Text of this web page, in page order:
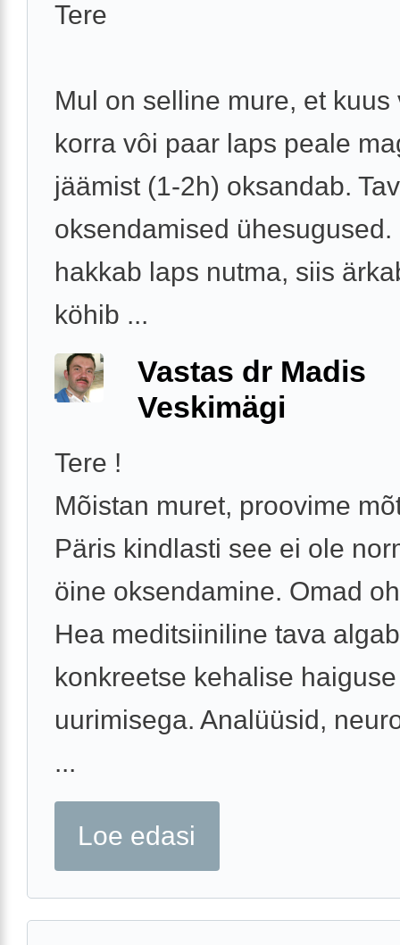
Tere
Mul on selline mure, et kuus
korra vôi paar laps peale
jäämist (1-2h) oksandab.
oksendamised
hakkab laps nutma, siis
köhib ...
Vastas dr Madis
Veskimägi
Tere !
Mõistan muret, proovime
Päris kindlasti see ei ole
öine oksendamine. Omad
Hea meditsiiniline tava algab
konkreetse kehalise haiguse
uurimisega. Analüüsid,
...
Loe edasi